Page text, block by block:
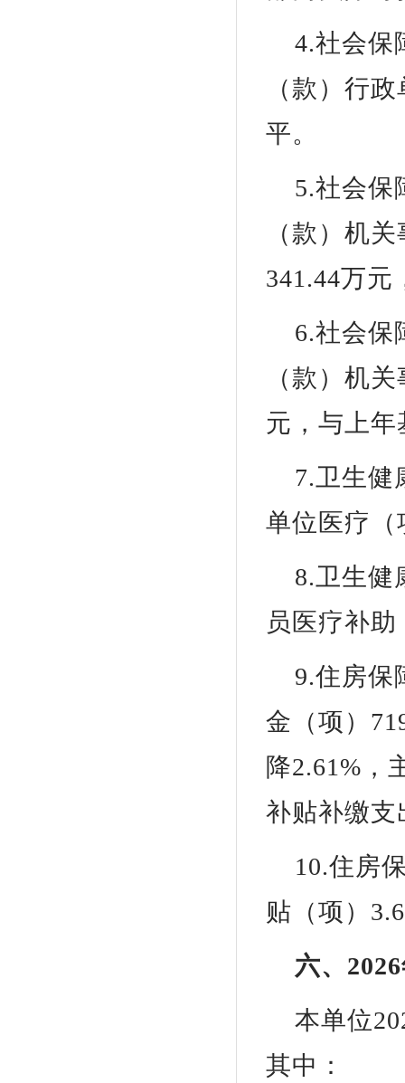
4.社会保
（款）行
平。
5.社会保
（款）机
341.44万
6.社会保
（款）机
元，与上
7.卫生健
单位医疗（
8.卫生健
员医疗补
9.住房保
金（项）
降2.61%，
补贴补缴支
10.住房
贴（项）
六、
本单位
其中：